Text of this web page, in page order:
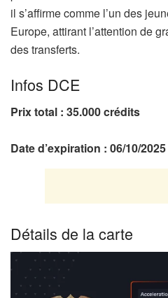
il s’affirme comme l’un des
Europe, attirant l’attention de
des transferts.
Infos DCE
Prix total : 35.000 crédits
Date d’expiration : 06/10/2025
Détails de la carte